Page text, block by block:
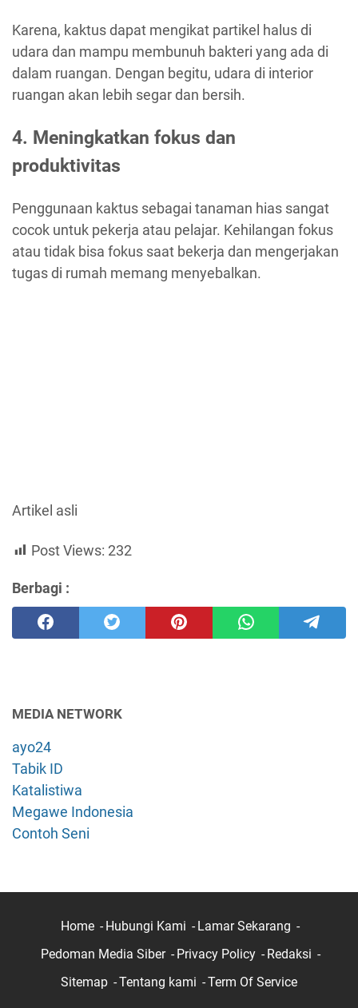
Karena, kaktus dapat mengikat partikel halus di
udara dan mampu membunuh bakteri yang ada di
dalam ruangan. Dengan begitu, udara di interior
ruangan akan lebih segar dan bersih.
4. Meningkatkan fokus dan
produktivitas
Penggunaan kaktus sebagai tanaman hias sangat
cocok untuk pekerja atau pelajar. Kehilangan fokus
atau tidak bisa fokus saat bekerja dan mengerjakan
tugas di rumah memang menyebalkan.
Artikel asli
Post Views: 232
Berbagi :
MEDIA NETWORK
ayo24
Tabik ID
Katalistiwa
Megawe Indonesia
Contoh Seni
Home Hubungi Kami
Lamar Sekarang
Pedoman Media Siber
Privacy Policy
Redaksi
Sitemap
Tentang kami Term Of Service